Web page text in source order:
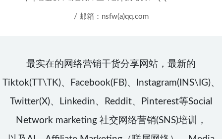
/ 邮箱：nsfw(a)qq.com
最实在的网络营销干货分享网站，最新的
Tiktok(TT\TK)、Facebook(FB)、Instagram(INS\IG)、
Twitter(X)、Linkedin、Reddit、Pinterest等Social
Network marketing 社交网络营销(SNS)培训，